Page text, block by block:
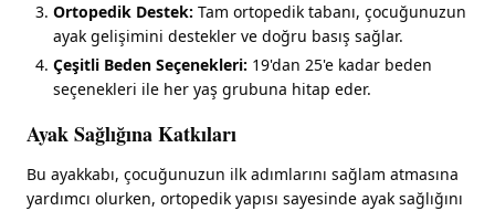
Ortopedik Destek: Tam ortopedik tabanı, çocuğunuzun
ayak gelişimini destekler ve doğru basış sağlar.
Çeşitli Beden Seçenekleri: 19'dan 25'e kadar beden
seçenekleri ile her yaş grubuna hitap eder.
Ayak Sağlığına Katkıları
Bu ayakkabı, çocuğunuzun ilk adımlarını sağlam atmasına
yardımcı olurken, ortopedik yapısı sayesinde ayak sağlığını